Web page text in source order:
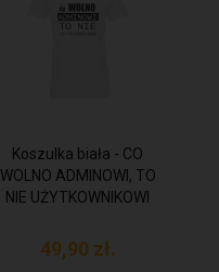
Koszulka biała - CO
WOLNO ADMINOWI, TO
NIE UŻYTKOWNIKOWI
49,90 zł.